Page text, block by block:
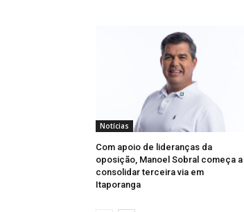
Notícias
Com apoio de lideranças da
oposição, Manoel Sobral começa a
consolidar terceira via em
Itaporanga